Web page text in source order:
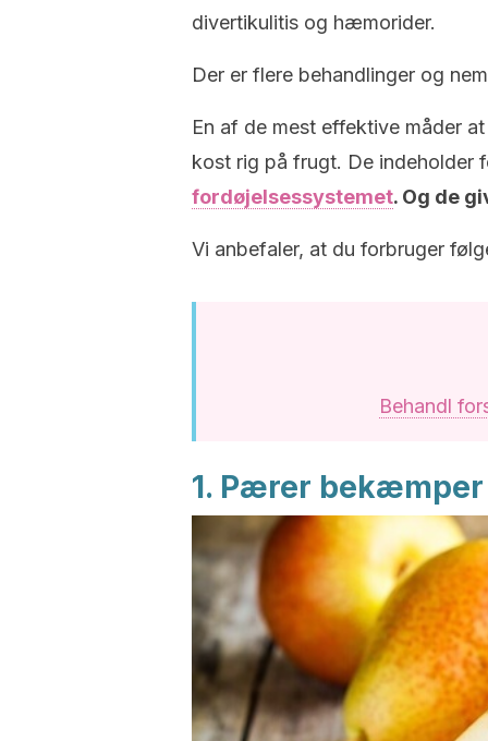
divertikulitis og hæmorider.
Der er flere behandlinger og
En af de mest effektive måder
kost rig på frugt. De
fordøjelsessystemet. Og de
Vi anbefaler, at du forbruger
Behandl
1. Pærer